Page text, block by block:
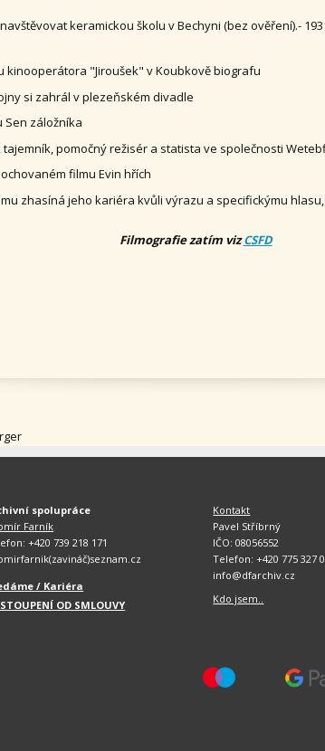
keramickou školu v Bechyni (bez ověření).-
kinooperátora "Jiroušek" v Koubkově biografu
si zahrál v plezeňském divadle
Sen záložníka
tajemník, pomočný režisér a statista ve společnosti
filmu Evin hřích
zhasíná jeho kariéra kvůli výrazu a specifickýmu
Filmografie zatím vizCSFD
spolupráce
Farník
+420 739 218 171
/ Kariéra
OD SMLOUVY
Kontakt
Pavel Stříbrný
IČO: 08056552
Telefon: +420 775 327
info@dfarchiv.cz
Kdo jsem..